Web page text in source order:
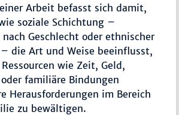
Arbeit befasst sich damit,
soziale Schichtung –
Geschlecht oder ethnischer
die Art und Weise beeinflusst,
wie Zeit, Geld,
familiäre Bindungen
Herausforderungen im Bereich
zu bewältigen.